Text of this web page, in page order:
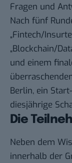
Fragen und
Nach fünf
„Fintech/
„Blockchain/
und einem
Berlin, ein
diesjährige
Die
Neben dem
innerhalb der